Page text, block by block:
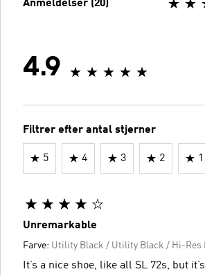
Anmeldelser (20)
4.9
Filtrer efter antal stjerner
5 4 3 2 1
Unremarkable
Farve: Utility Black / Utility Black / Hi-Res
It’s a nice shoe, like all SL 72s, but